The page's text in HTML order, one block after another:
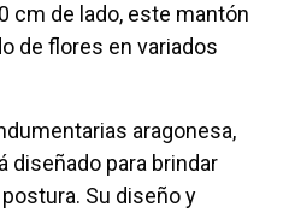
cm de lado, este mantón
de flores en variados
aragonesa,
diseñado para brindar
Su diseño y